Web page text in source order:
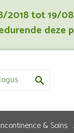
2018 tot 19/
deze

Incontinence & Soins